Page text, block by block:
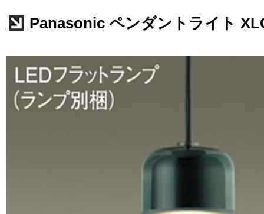
Panasonic ペンダントライト